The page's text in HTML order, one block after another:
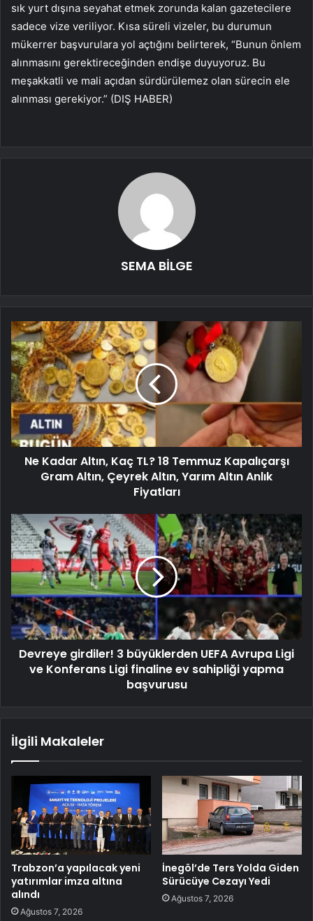
sık yurt dışına seyahat etmek zorunda kalan gazetecilere
sadece vize veriliyor. Kısa süreli vizeler, bu durumun
mükerrer başvurulara yol açtığını belirterek, “Bunun önlem
alınmasını gerektireceğinden endişe duyuyoruz. Bu
meşakkatli ve mali açıdan sürdürülemez olan sürecin ele
alınması gerekiyor.” (DIŞ HABER)
SEMA BİLGE
Ne Kadar Altın, Kaç TL? 18 Temmuz Kapalıçarşı
Gram Altın, Çeyrek Altın, Yarım Altın Anlık
Fiyatları
Devreye girdiler! 3 büyüklerden UEFA Avrupa Ligi
ve Konferans Ligi finaline ev sahipliği yapma
başvurusu
İlgili Makaleler
Trabzon’a yapılacak yeni
yatırımlar imza altına
alındı
Ağustos 7, 2026
İnegöl’de Ters Yolda Giden
Sürücüye Cezayı Yedi
Ağustos 7, 2026